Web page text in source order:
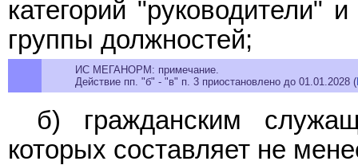
категорий "руководители"
группы должностей;
ИС МЕГАНОРМ: примечание.
Действие пп. "б" - "в" п. 3 приостановлено до 01.01.2028 (
б) гражданским
которых составляет не